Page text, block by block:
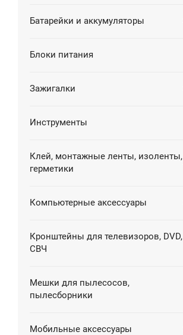
Батарейки и аккумуляторы
Блоки питания
Зажигалки
Инструменты
Клей, монтажные ленты, изоленты,
герметики
Компьютерные аксессуары
Кронштейны для телевизоров, DVD,
СВЧ
Мешки для пылесосов,
пылесборники
Мобильные аксессуары